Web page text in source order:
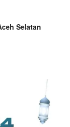
Selatan